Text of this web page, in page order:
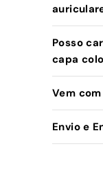
Posso
capa
Vem
Envio e